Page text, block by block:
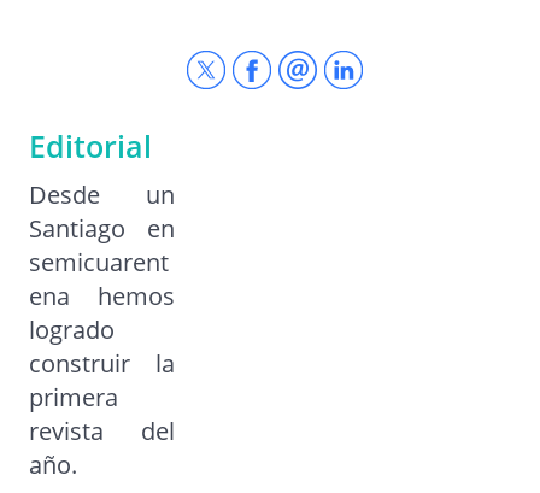
Editorial
Desde un
Santiago en
semicuarent
ena hemos
logrado
construir la
primera
revista del
año.